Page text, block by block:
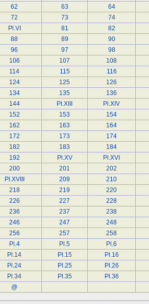
62 63
64
72 73
74
Pl.VI 81
82
88 89
90
96 97
98
106 107
108
114 115
116
124 125
126
134 135
136
144 Pl.XIII
Pl.XIV
152 153
154
162 163
164
172 173
174
182 183
184
192 Pl.XV
Pl.XVI
200 201
202
Pl.XVIII 209
210
218 219
220
226 227
228
236 237
238
246 247
248
256 257
258
Pl.4 Pl.5
Pl.6
Pl.14 Pl.15
Pl.16
Pl.24 Pl.25
Pl.26
Pl.34 Pl.35
Pl.36
@